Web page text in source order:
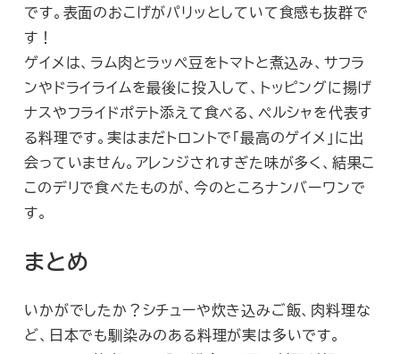
です。表面のおこげがパリッとしていて食感も抜群で
す！
ゲイメは、ラム肉とラッペ豆をトマトと煮込み、サフラ
ンやドライライムを最後に投入して、トッピングに揚げ
ナスやフライドポテト添えて食べる、ペルシャを代表す
る料理です。実はまだトロントで「最高のゲイメ」に出
会っていません。アレンジされすぎた味が多く、結果こ
このデリで食べたものが、今のところナンバーワンで
す。
まとめ
いかがでしたか？シチューや炊き込みご飯、肉料理な
ど、日本でも馴染みのある料理が実は多いです。